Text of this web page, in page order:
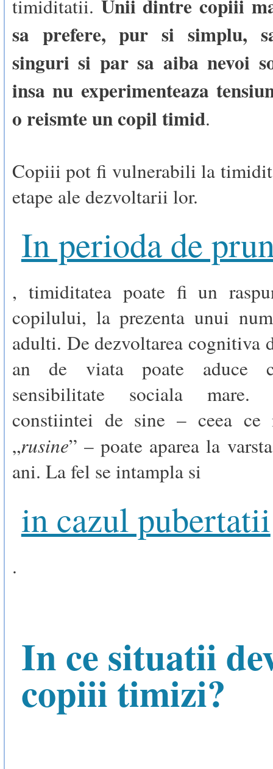
timiditatii. Unii dintre copiii
sa prefere, pur si simplu,
singuri si par sa aiba nevoi
insa nu experimenteaza
o reismte un copil timid.
Copiii pot fi vulnerabili la
etape ale dezvoltarii lor.
In perioda de
, timiditatea poate fi un
copilului, la prezenta unui
adulti. De dezvoltarea cognitiva
an de viata poate aduce
sensibilitate sociala mare.
constiintei de sine – ceea ce
„rusine” – poate aparea la
ani. La fel se intampla si
in cazul pubertatii
.
In ce situatii
copiii timizi?